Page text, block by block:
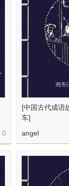
0
[中国古代成语
车]
angel